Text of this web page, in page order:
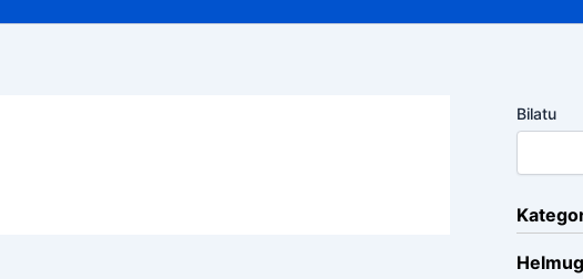
Bilatu